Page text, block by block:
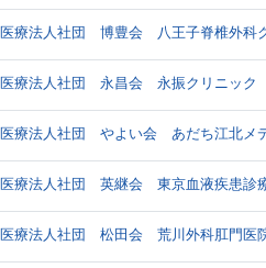
医療法人社団 博豊会 八王子脊椎外科
医療法人社団 永昌会 永振クリニック
医療法人社団 やよい会 あだち江北メ
医療法人社団 英継会 東京血液疾患診
医療法人社団 松田会 荒川外科肛門医